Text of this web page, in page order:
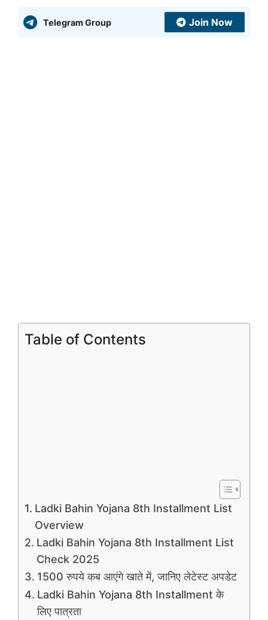
Telegram Group Join Now
Table of Contents
Ladki Bahin Yojana 8th Installment List
Overview
Ladki Bahin Yojana 8th Installment List
Check 2025
1500 रुपये कब आएंगे खाते में, जानिए लेटेस्ट अपडेट
Ladki Bahin Yojana 8th Installment के
लिए पात्रता